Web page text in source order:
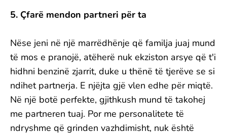
5. Çfarë mendon partneri për ta
Nëse jeni në një marrëdhënje që familja juaj mund
të mos e pranojë, atëherë nuk ekziston arsye që t'i
hidhni benzinë zjarrit, duke u thënë të tjerëve se si
ndihet partnerja. E njëjta gjë vlen edhe për miqtë.
Në një botë perfekte, gjithkush mund të takohej
me partneren tuaj. Por me personalitete të
ndryshme që grinden vazhdimisht, nuk është